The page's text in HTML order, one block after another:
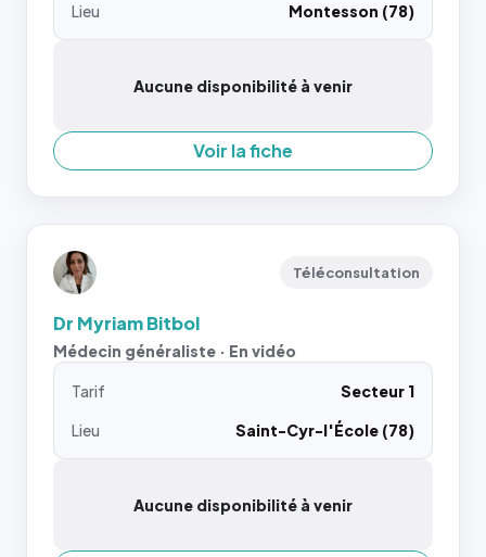
Lieu
Montesson (78)
Aucune disponibilité à venir
Voir la fiche
Téléconsultation
Dr Myriam Bitbol
Médecin généraliste · En vidéo
Tarif
Secteur 1
Lieu
Saint-Cyr-l'École (78)
Aucune disponibilité à venir